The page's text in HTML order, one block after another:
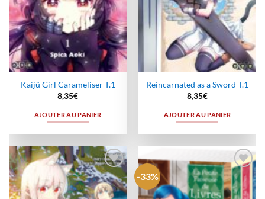
Kaijû Girl Carameliser T.1
8,35€
AJOUTER AU PANIER
Reincarnated as a Sword T.1
8,35€
AJOUTER AU PANIER
Ajouter
à la
wishlist
-33%
Ajouter
à la
wishlist